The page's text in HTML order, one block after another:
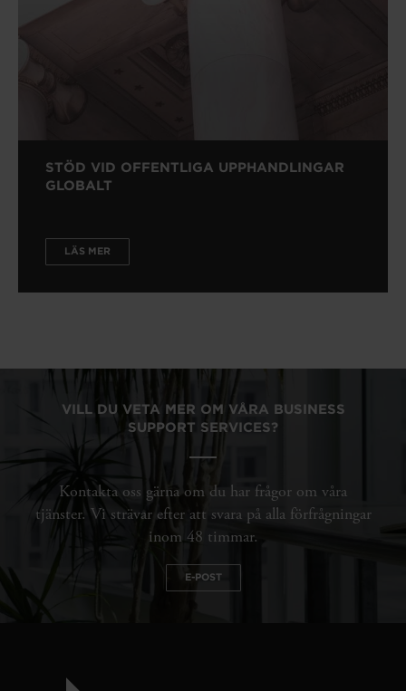
STÖD VID OFFENTLIGA UPPHANDLINGAR
GLOBALT
LÄS MER
VILL DU VETA MER OM VÅRA BUSINESS
SUPPORT SERVICES?
Kontakta oss gärna om du har frågor om våra
tjänster. Vi strävar efter att svara på alla förfrågningar
inom 48 timmar.
E-POST